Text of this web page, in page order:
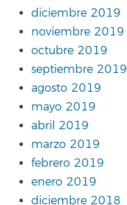
diciembre 2019
noviembre 2019
octubre 2019
septiembre 2019
agosto 2019
mayo 2019
abril 2019
marzo 2019
febrero 2019
enero 2019
diciembre 2018